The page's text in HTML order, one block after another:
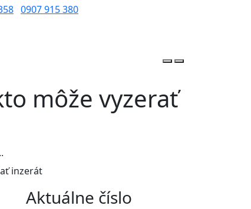
0907 915 380
môže vyzerať
inzerát
Aktuálne číslo